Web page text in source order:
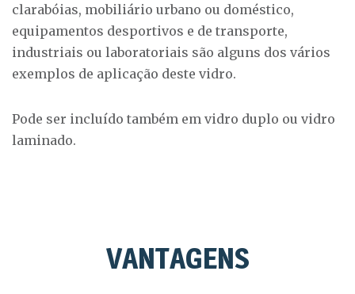
clarabóias, mobiliário urbano ou doméstico,
equipamentos desportivos e de transporte,
industriais ou laboratoriais são alguns dos vários
exemplos de aplicação deste vidro.
Pode ser incluído também em vidro duplo ou vidro
laminado.
VANTAGENS